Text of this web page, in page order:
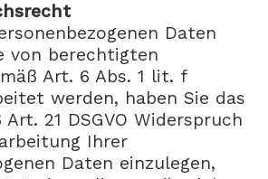
Daten
von berechtigten
Art. 6 Abs. 1 lit. f
werden, haben Sie das
21 DSGVO Widerspruch
Ihrer
Daten einzulegen,